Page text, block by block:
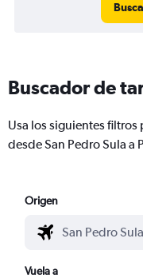
Buscador de
Usa los siguientes
desde San Pedro Sula a
Origen
Vuela a